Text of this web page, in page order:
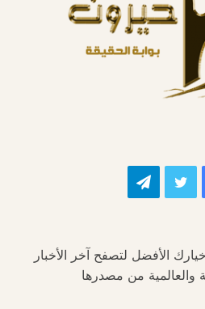
تويتر تيلقرام
الأفضل لتصفح آخر الأخبار
والعالمية من مصدرها